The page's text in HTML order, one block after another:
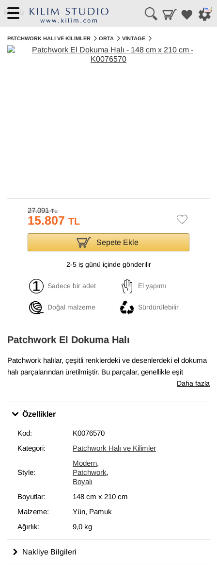
Menü
PATCHWORK HALI VE KILIMLER ORTA VINTAGE
27.091TL
15.807 TL
Sepete Ekle
2-5 iş günü içinde gönderilir
Sadece bir adet El yapımı
Doğal malzeme Sürdürülebilir
Patchwork El Dokuma Halı
Patchwork halılar, çeşitli renklerdeki ve desenlerdeki el dokuma
halı parçalarından üretilmiştir. Bu parçalar, genellikle eşit
boyutlarda ve düzenli şekillerde kesilir ve sonra yan yana ve üst
patchwork halılar, evlerde ve ofislerde sıcak bir hava
yaratmakta, aynı zamanda odaların dekorasyonunda etkileyici
Daha fazla
Özellikler
Kod:
K0076570
Kategori:
Patchwork Halı ve Kilimler
Style:
Modern,
Patchwork,
Boyalı
Boyutlar:
148 cm x 210 cm
Malzeme:
Yün, Pamuk
Ağırlık:
9,0 kg
Nakliye Bilgileri